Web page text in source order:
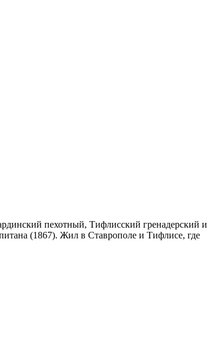
пехотный, Тифлисский гренадерский и
(1867). Жил в Ставрополе и Тифлисе, где